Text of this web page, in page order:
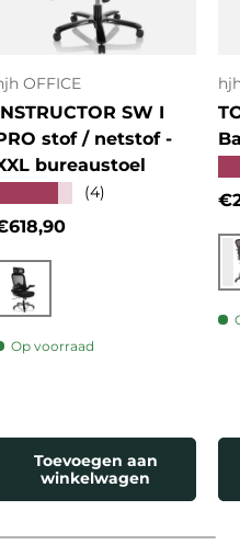
OFFICE
SW I
stof / netstof -
bureaustoel
(4)
prijs
Zwart
Op voorraad
Toevoegen aan
winkelwagen